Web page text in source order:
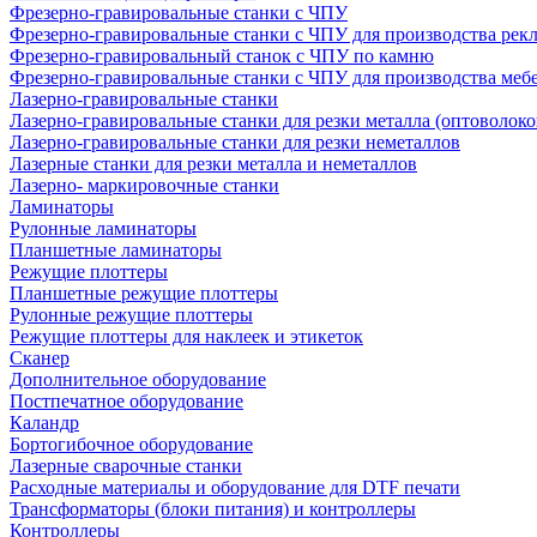
Фрезерно-гравировальные станки с ЧПУ
Фрезерно-гравировальные станки с ЧПУ для производства
Фрезерно-гравировальный станок с ЧПУ по камню
Фрезерно-гравировальные станки с ЧПУ для производства
Лазерно-гравировальные станки
Лазерно-гравировальные станки для резки металла
Лазерно-гравировальные станки для резки неметаллов
Лазерные станки для резки металла и неметаллов
Лазерно- маркировочные станки
Ламинаторы
Рулонные ламинаторы
Планшетные ламинаторы
Режущие плоттеры
Планшетные режущие плоттеры
Рулонные режущие плоттеры
Режущие плоттеры для наклеек и этикеток
Сканер
Дополнительное оборудование
Постпечатное оборудование
Каландр
Бортогибочное оборудование
Лазерные сварочные станки
Расходные материалы и оборудование для DTF печати
Трансформаторы (блоки питания) и контроллеры
Контроллеры